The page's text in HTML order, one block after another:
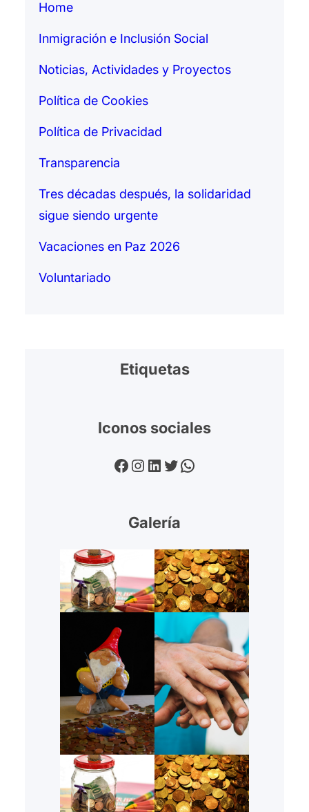
Home
Inmigración e Inclusión Social
Noticias, Actividades y Proyectos
Política de Cookies
Política de Privacidad
Transparencia
Tres décadas después, la solidaridad
sigue siendo urgente
Vacaciones en Paz 2026
Voluntariado
Etiquetas
Iconos sociales
Facebook Instagram LinkedIn Twitter WhatsApp
Galería